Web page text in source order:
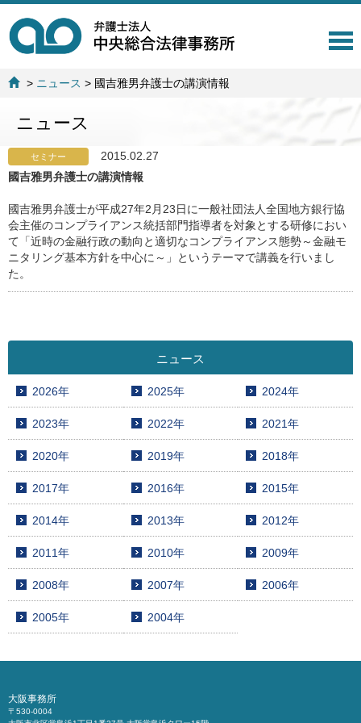
T
a
t
i
> ニュース > 國吉雅男弁護士の講演情報
ニュース
セミナー
2015.02.27
國吉雅男弁護士の講演情報
國吉雅男弁護士が平成27年2月23日に一般社団法人全国地方銀行協
会主催のコンプライアンス統括部門指導者を対象とする研修におい
て「近時の金融行政の動向と適切なコンプライアンス態勢～金融モ
ニタリング基本方針を中心に～」というテーマで講義を行いまし
た。
ニュース
2026年 2025年 2024年
2023年 2022年 2021年
2020年 2019年 2018年
2017年 2016年 2015年
2014年 2013年 2012年
2011年 2010年 2009年
2008年 2007年 2006年
2005年 2004年
大阪事務所
〒530-0004